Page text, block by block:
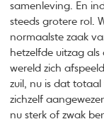
samenleving. En
steeds grotere rol.
normaalste zaak
hetzelfde uitzag
wereld zich
zuil, nu is dat
zichzelf
nu sterk of zwak